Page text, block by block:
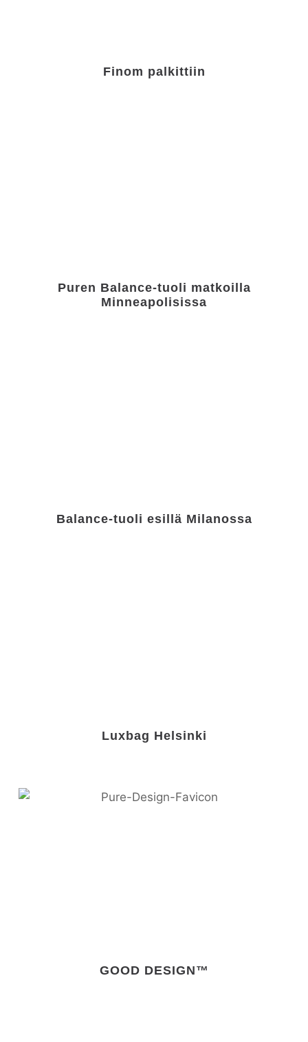
Finom palkittiin
Puren Balance-tuoli matkoilla
Minneapolisissa
Balance-tuoli esillä Milanossa
Luxbag Helsinki
GOOD DESIGN™